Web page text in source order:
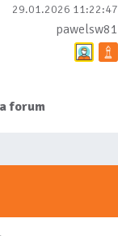
29.01.2026 11:22:47
pawelsw81
forum